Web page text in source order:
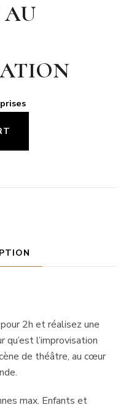
2h et réalisez une
l’improvisation
de théâtre, au cœur
max. Enfants et